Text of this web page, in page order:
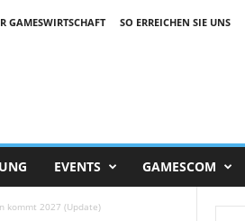
GAMESWIRTSCHAFT SO ERREICHEN SIE UNS
EVENTS GAMESCOM
kommt 2027 (Update)